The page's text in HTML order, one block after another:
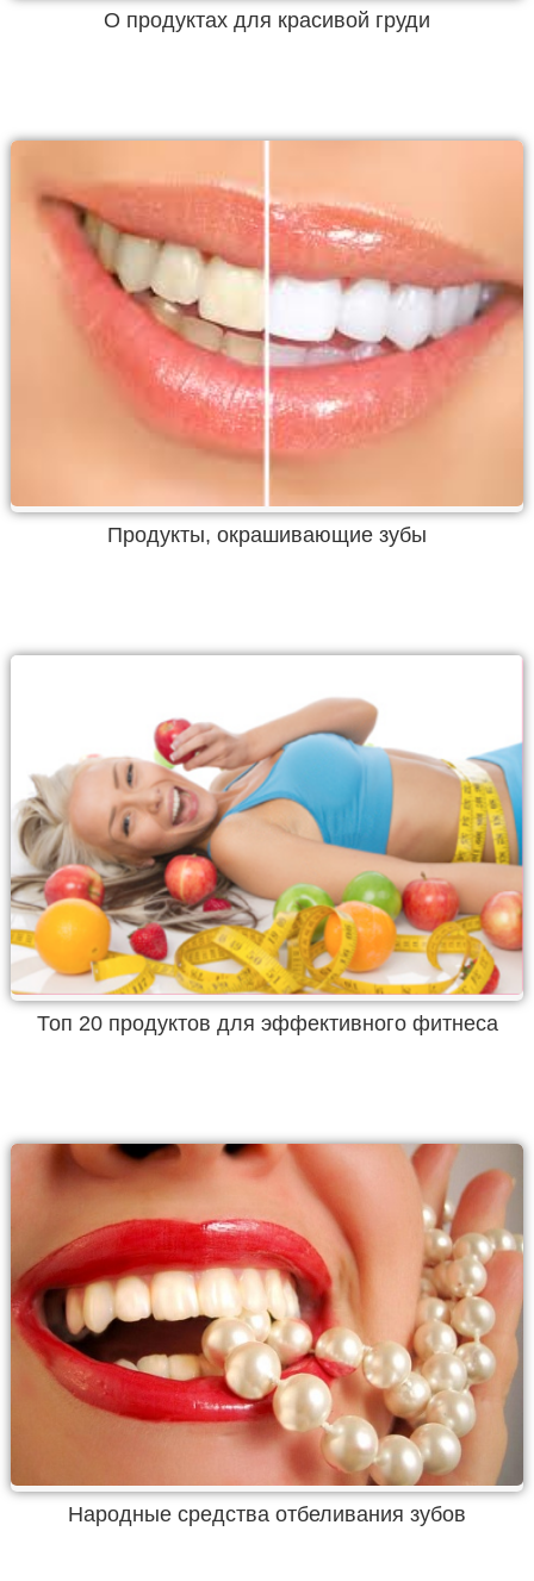
О продуктах для красивой груди
Продукты, окрашивающие зубы
Топ 20 продуктов для эффективного фитнеса
Народные средства отбеливания зубов